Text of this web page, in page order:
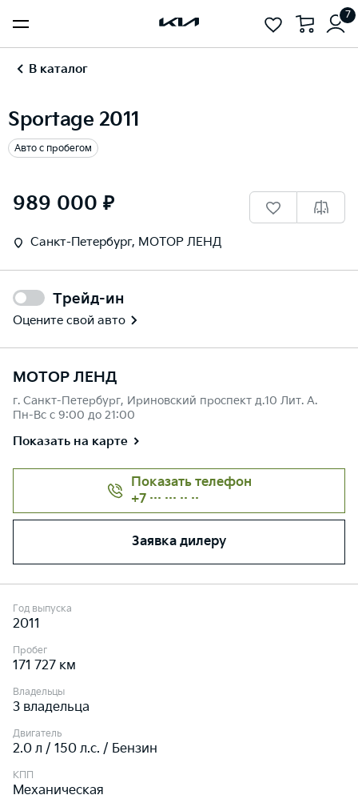
7
В каталог
Sportage 2011
Авто с пробегом
989 000 ₽
Санкт-Петербург, МОТОР ЛЕНД
Трейд-ин
Оцените свой авто
МОТОР ЛЕНД
г. Санкт-Петербург, Ириновский проспект д.10 Лит. А.
Пн-Вс с 9:00 до 21:00
Показать на карте
Показать телефон
+7 ··· ··· ·· ··
Заявка дилеру
Год выпуска
2011
Пробег
171 727 км
Владельцы
3 владельца
Двигатель
2.0 л / 150 л.c. / Бензин
КПП
Механическая